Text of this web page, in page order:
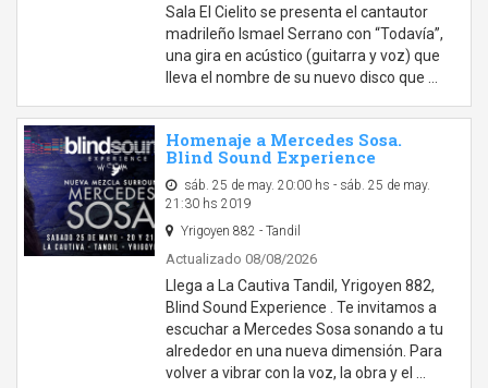
Sala El Cielito se presenta el cantautor
madrileño Ismael Serrano con “Todavía”,
una gira en acústico (guitarra y voz) que
lleva el nombre de su nuevo disco que …
Homenaje a Mercedes Sosa.
Blind Sound Experience
sáb. 25 de may. 20:00 hs - sáb. 25 de may.
21:30 hs 2019
Yrigoyen 882 - Tandil
Actualizado 08/08/2026
Llega a La Cautiva Tandil, Yrigoyen 882,
Blind Sound Experience . Te invitamos a
escuchar a Mercedes Sosa sonando a tu
alrededor en una nueva dimensión. Para
volver a vibrar con la voz, la obra y el …